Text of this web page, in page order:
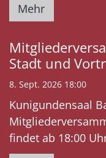
Mehr
Stadt und
8. Sept. 2026 18:00
Kunigundensaal
findet ab 18:00